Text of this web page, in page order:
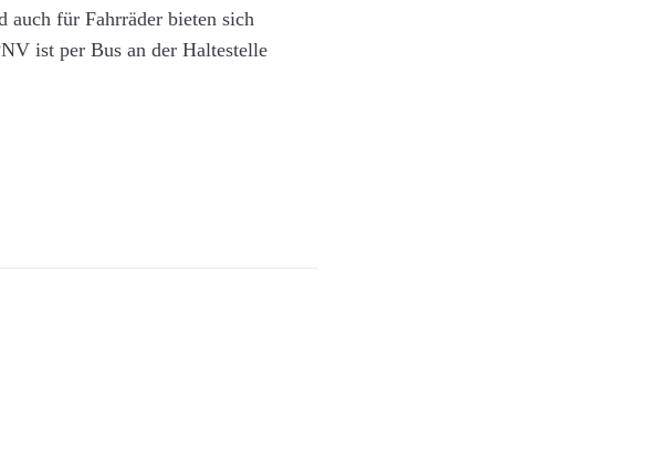
auch für Fahrräder bieten sich
ist per Bus an der Haltestelle
ist Geschmackssache. Hier
reichhaltig und gut.